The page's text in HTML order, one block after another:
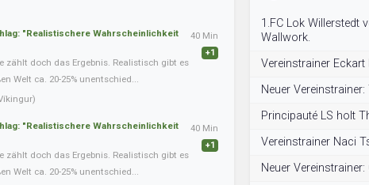
"Realistischere Wahrscheinlichkeit
zählt doch das Ergebnis. Realistisch gibt es
Welt ca. 20-25% unentschied...
40 Min
+1
"Realistischere Wahrscheinlichkeit
zählt doch das Ergebnis. Realistisch gibt es
Welt ca. 20-25% unentschied...
40 Min
+1
1.FC Lok Willerstedt
Wallwork.
Vereinstrainer
Neuer
Principauté LS holt
Vereinstrainer Naci
Neuer